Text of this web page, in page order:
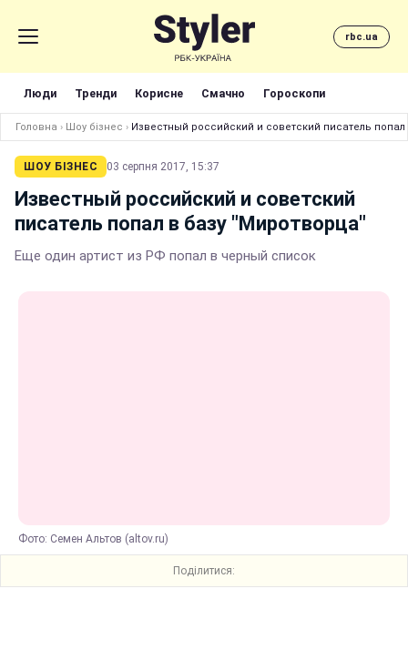
rbc.ua
Люди Тренди Корисне Смачно Гороскопи
Головна › Шоу бізнес › Известный российский и советский писатель
ШОУ БІЗНЕС 03 серпня 2017, 15:37
Известный российский и советский
писатель попал в базу "Миротворца"
Еще один артист из РФ попал в черный список
Фото: Семен Альтов (altov.ru)
Поділитися: